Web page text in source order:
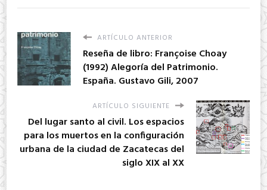
ARTÍCULO ANTERIOR
Reseña de libro: Françoise Choay
(1992) Alegoría del Patrimonio.
España. Gustavo Gili, 2007
ARTÍCULO SIGUIENTE
Del lugar santo al civil. Los espacios
para los muertos en la configuración
urbana de la ciudad de Zacatecas del
siglo XIX al XX